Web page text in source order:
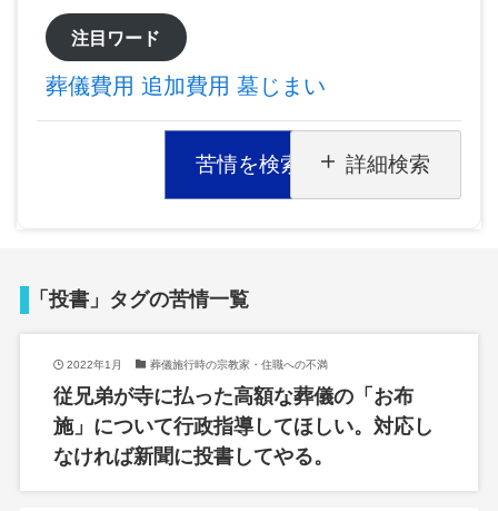
注目ワード
葬儀費用 追加費用 墓じまい
苦情を検索 詳細検索
「投書」タグの苦情一覧
2022年1月 葬儀施行時の宗教家・住職への不満
従兄弟が寺に払った高額な葬儀の「お布
施」について行政指導してほしい。対応し
なければ新聞に投書してやる。